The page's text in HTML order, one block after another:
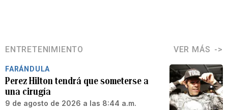
ENTRETENIMIENTO VER MÁS
FARÁNDULA
Perez Hilton tendrá que someterse a
una cirugía
9 de agosto de 2026 a las 8:44 a.m.